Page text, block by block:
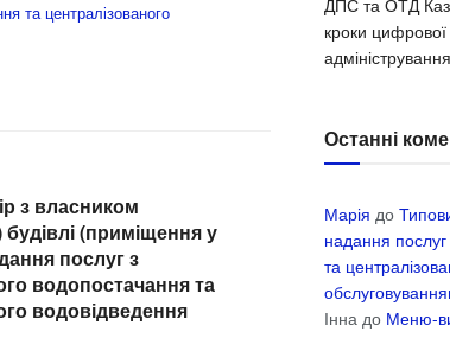
та централізованого
з власником
(приміщення у
послуг з
водопостачання та
водовідведення
ДПС та ОТД
кроки
адміністрування
Останні
Марія до
надання
та
Інна до Меню-